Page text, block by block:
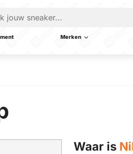
Merken
Waar is